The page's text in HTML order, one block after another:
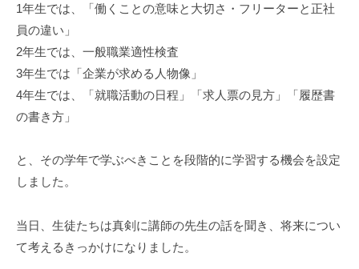
1年生では、「働くことの意味と大切さ・フリーターと正社
員の違い」
2年生では、一般職業適性検査
3年生では「企業が求める人物像」
4年生では、「就職活動の日程」「求人票の見方」「履歴書
の書き方」
と、その学年で学ぶべきことを段階的に学習する機会を設定
しました。
当日、生徒たちは真剣に講師の先生の話を聞き、将来につい
て考えるきっかけになりました。